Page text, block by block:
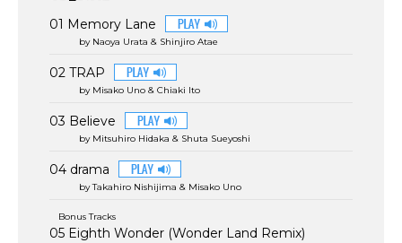
01 Memory Lane
by Naoya Urata & Shinjiro Atae
02 TRAP
by Misako Uno & Chiaki Ito
03 Believe
by Mitsuhiro Hidaka & Shuta Sueyoshi
04 drama
by Takahiro Nishijima & Misako Uno
Bonus Tracks
05 Eighth Wonder (Wonder Land Remix)